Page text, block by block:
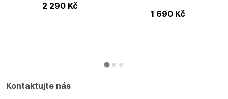
2 290 Kč
1 690 Kč
Kontaktujte nás